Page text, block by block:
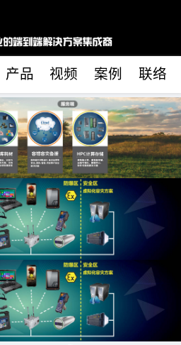
产品 视频 案例 联络